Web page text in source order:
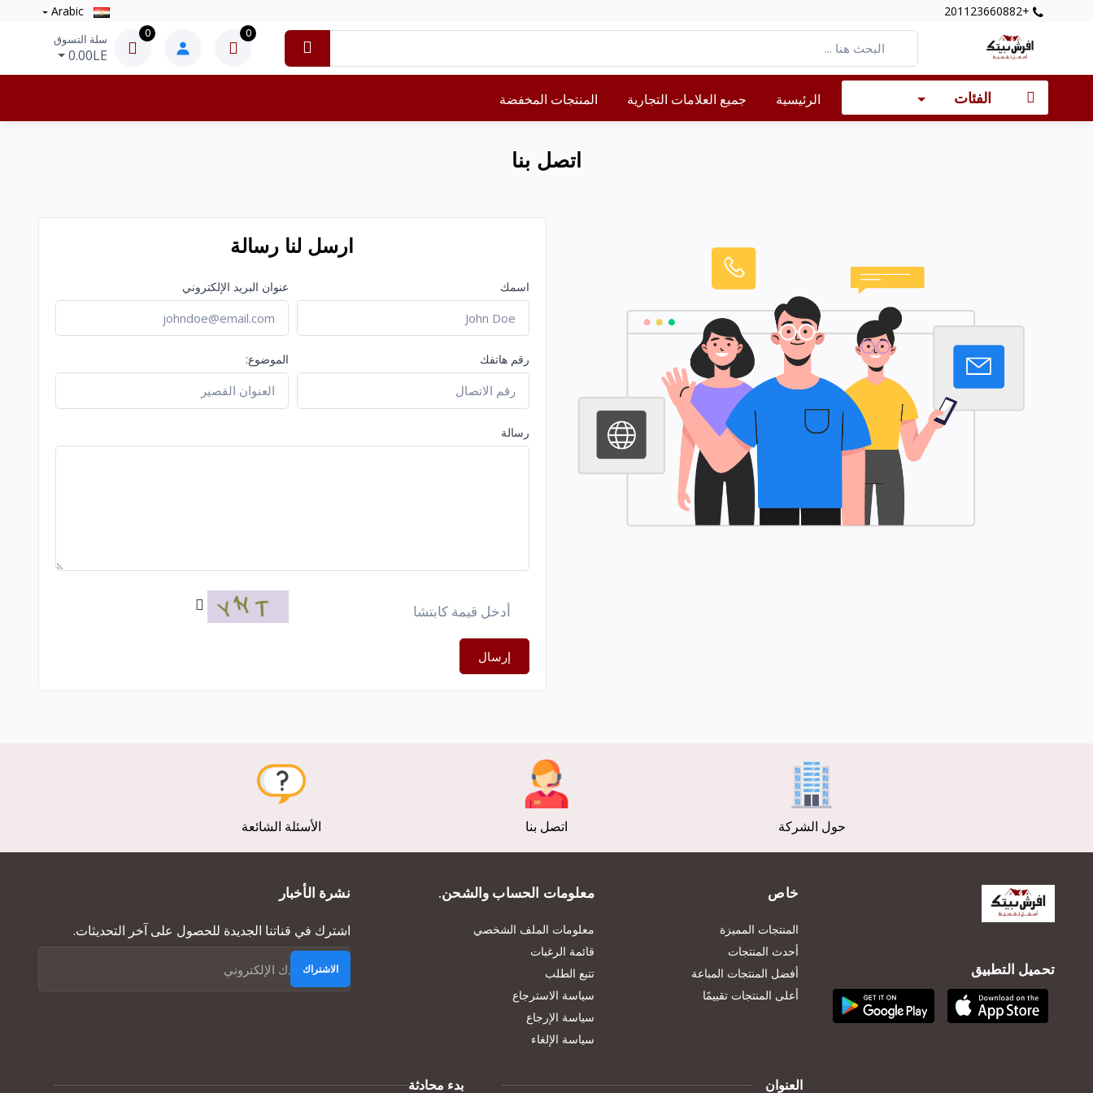
+201123660882
0
0 سلة التسوق
0.00LE
الفئات الرئيسية جميع العلامات التجارية المنتجات المخفضة
اتصل بنا
ارسل لنا رسالة
اسمك عنوان البريد الإلكتروني
رقم هاتفك الموضوع:
رسالة
إرسال
حول الشركة اتصل بنا الأسئلة الشائعة
تحميل التطبيق
خاص
المنتجات المميزة
أحدث المنتجات
أفضل المنتجات المباعة
أعلى المنتجات تقييمًا
معلومات الحساب والشحن.
معلومات الملف الشخصي
قائمة الرغبات
تتبع الطلب
سياسة الاسترجاع
سياسة الإرجاع
سياسة الإلغاء
نشرة الأخبار
اشترك في قناتنا الجديدة للحصول على آخر التحديثات.
الاشتراك
بدء محادثة العنوان